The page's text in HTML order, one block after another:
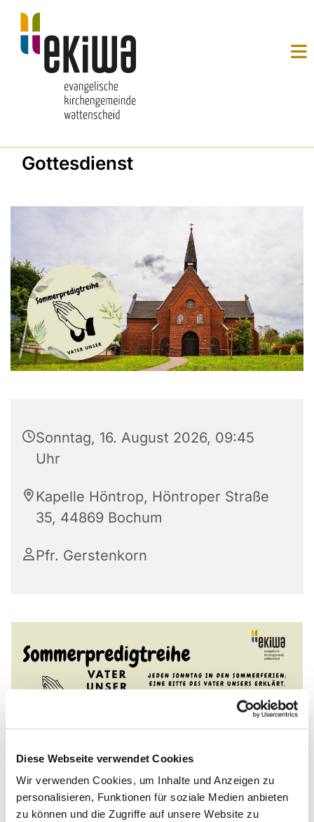
Diese Webseite verwendet Cookies
Wir verwenden Cookies, um Inhalte und Anzeigen zu
personalisieren, Funktionen für soziale Medien anbieten
zu können und die Zugriffe auf unsere Website zu
Gottesdienst
Sonntag, 16. August 2026, 09:45
Uhr
Kapelle Höntrop, Höntroper Straße
35, 44869 Bochum
Pfr. Gerstenkorn